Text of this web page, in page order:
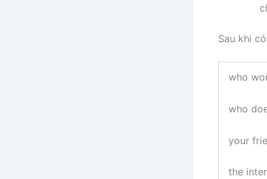
Sau khi
who
who
your
the